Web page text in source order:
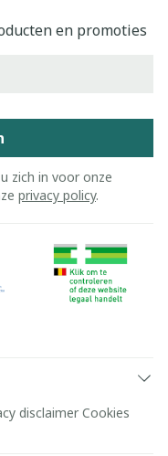
en promoties
zich in voor onze
privacy policy.
disclaimer Cookies